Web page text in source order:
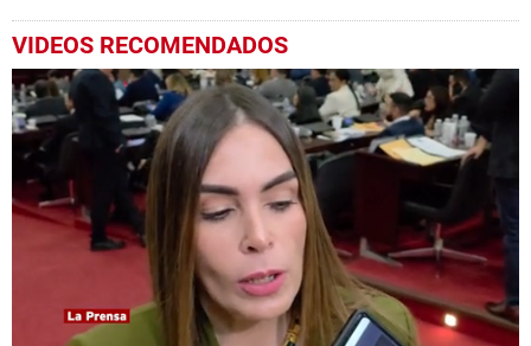
VIDEOS RECOMENDADOS